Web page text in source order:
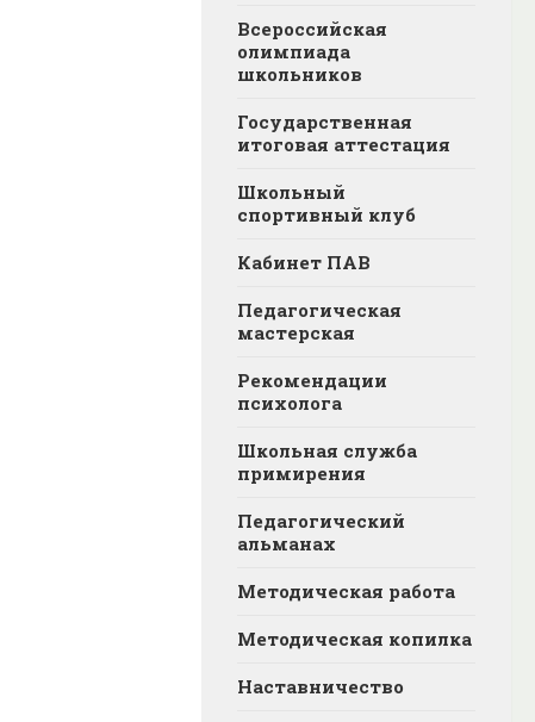
Всероссийская
олимпиада
школьников
Государственная
итоговая аттестация
Школьный
спортивный клуб
Кабинет ПАВ
Педагогическая
мастерская
Рекомендации
психолога
Школьная служба
примирения
Педагогический
альманах
Методическая работа
Методическая копилка
Наставничество